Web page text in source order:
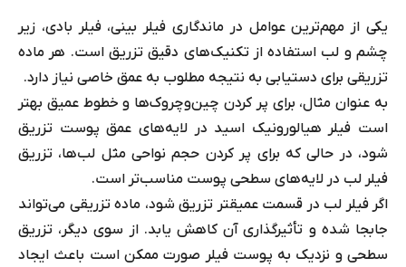
یکی از مهم‌ترین عوامل در ماندگاری فیلر بینی، فیلر بادی، زیر
چشم و لب استفاده از تکنیک‌های دقیق تزریق است. هر ماده
تزریقی برای دستیابی به نتیجه مطلوب به عمق خاصی نیاز دارد.
به عنوان مثال، برای پر کردن چین‌وچروک‌ها و خطوط عمیق بهتر
است فیلر هیالورونیک اسید در لایه‌های عمق پوست تزریق
شود، در حالی که برای پر کردن حجم نواحی مثل لب‌ها، تزریق
فیلر لب در لایه‌های سطحی پوست مناسب‌تر است.
اگر فیلر لب در قسمت عمیق‎تر تزریق شود، ماده تزریقی می‌تواند
جابجا شده و تأثیرگذاری آن کاهش یابد. از سوی دیگر، تزریق
سطحی و نزدیک به پوست فیلر صورت ممکن است باعث ایجاد